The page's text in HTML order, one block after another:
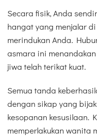
Secara fisik, Anda
hangat yang menjalar
merindukan Anda.
asmara ini
jiwa telah terikat kuat.
Semua tanda
dengan sikap yang
kesopanan kesusilaan.
memperlakukan wanita